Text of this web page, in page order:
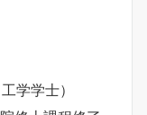
学学士）